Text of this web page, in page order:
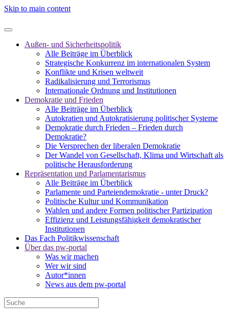
Skip to main content
Außen- und Sicherheitspolitik
Alle Beiträge im Überblick
Strategische Konkurrenz im internationalen System
Konflikte und Krisen weltweit
Radikalisierung und Terrorismus
Internationale Ordnung und Institutionen
Demokratie und Frieden
Alle Beiträge im Überblick
Autokratien und Autokratisierung politischer Systeme
Demokratie durch Frieden – Frieden durch
Demokratie?
Die Versprechen der liberalen Demokratie
Der Wandel von Gesellschaft, Klima und Wirtschaft als
politische Herausforderung
Repräsentation und Parlamentarismus
Alle Beiträge im Überblick
Parlamente und Parteiendemokratie - unter Druck?
Politische Kultur und Kommunikation
Wahlen und andere Formen politischer Partizipation
Effizienz und Leistungsfähigkeit demokratischer
Institutionen
Das Fach Politikwissenschaft
Über das pw-portal
Was wir machen
Wer wir sind
Autor*innen
News aus dem pw-portal